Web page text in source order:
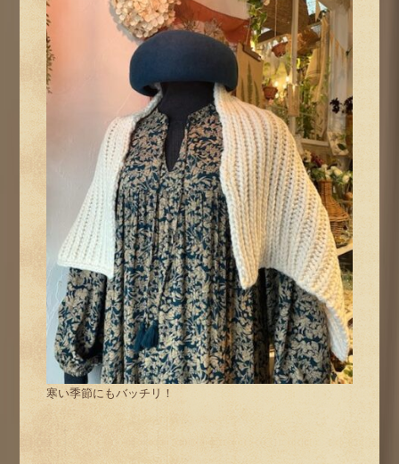
寒い季節にもバッチリ！